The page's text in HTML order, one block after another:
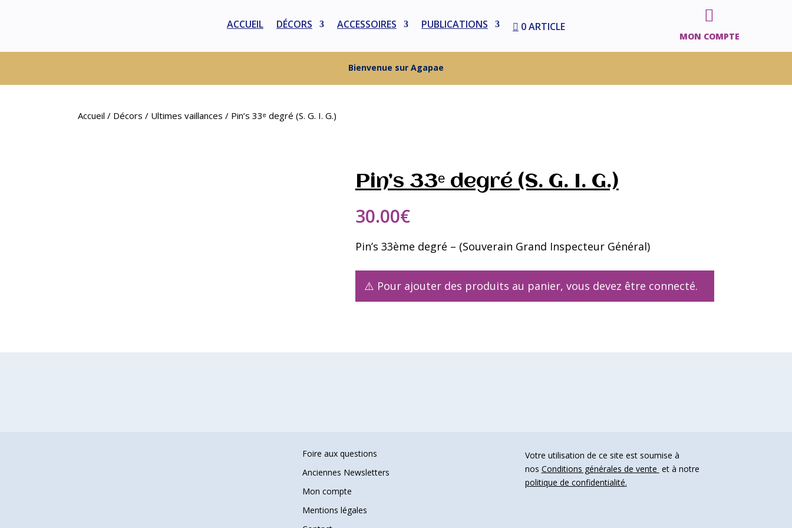
ACCUEIL DÉCORS ACCESSOIRES PUBLICATIONS 0 ARTICLE

MON COMPTE
Bienvenue sur Agapae
Accueil / Décors / Ultimes vaillances / Pin’s 33ᵉ degré (S. G. I. G.)
Pin’s 33ᵉ degré (S. G. I. G.)
30.00€
Pin’s 33ème degré – (Souverain Grand Inspecteur Général)
⚠️ Pour ajouter des produits au panier, vous devez être connecté.
Foire aux questions
Anciennes Newsletters
Mon compte
Mentions légales
Votre utilisation de ce site est soumise à
nos Conditions générales de vente et à notre
politique de confidentialité.